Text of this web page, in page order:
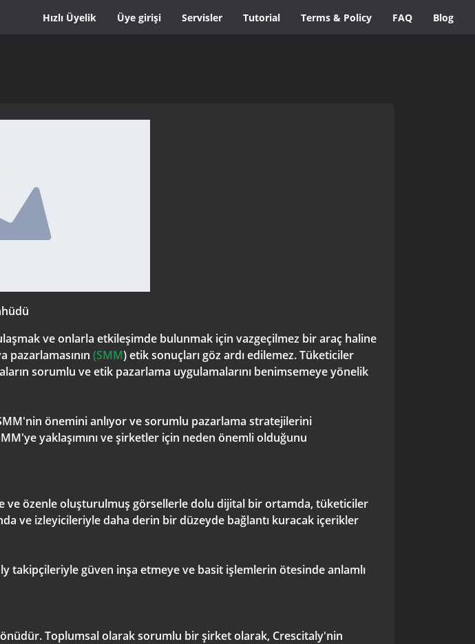
Hızlı Üyelik Üye girişi Servisler Tutorial Terms & Policy FAQ Blog
ve onlarla etkileşimde bulunmak için vazgeçilmez bir araç haline
(SMM) etik sonuçları göz ardı edilemez. Tüketiciler
sorumlu ve etik pazarlama uygulamalarını benimsemeye yönelik
önemini anlıyor ve sorumlu pazarlama stratejilerini
yaklaşımını ve şirketler için neden önemli olduğunu
özenle oluşturulmuş görsellerle dolu dijital bir ortamda, tüketiciler
ve izleyicileriyle daha derin bir düzeyde bağlantı kuracak içerikler
takipçileriyle güven inşa etmeye ve basit işlemlerin ötesinde anlamlı
Toplumsal olarak sorumlu bir şirket olarak, Crescitaly'nin